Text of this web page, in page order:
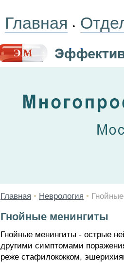
Главная •
Главная • Неврология •
Гнойные менингиты
Гнойные менингиты - острые
другими симптомами
реже стафилококком,